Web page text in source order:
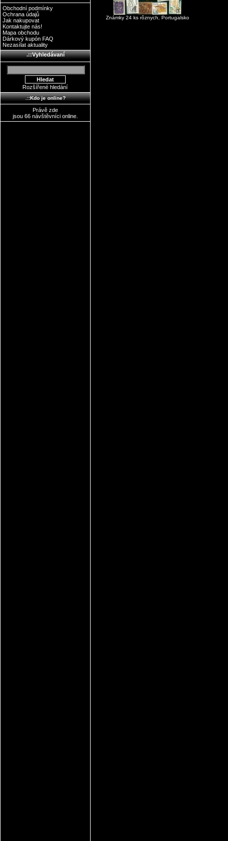
Obchodní podmínky
Ochrana údajů
Jak nakupovat
Kontaktujte nás!
Mapa obchodu
Dárkový kupón FAQ
Nezasílat aktuality
.::Vyhledávaní
Rozšířené hledání
.::Kdo je online?
Právě zde
jsou 66 návštěvníci online.
Známky 24 ks rôznych, Portugalsko